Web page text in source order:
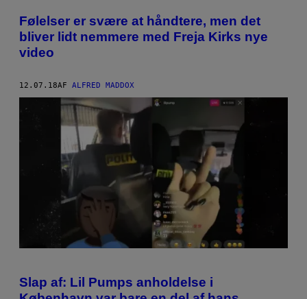
Følelser er svære at håndtere, men det
bliver lidt nemmere med Freja Kirks nye
video
12.07.18AF ALFRED MADDOX
Slap af: Lil Pumps anholdelse i